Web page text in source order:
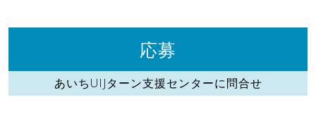
応募
あいちUIJターン支援センターに問合せ